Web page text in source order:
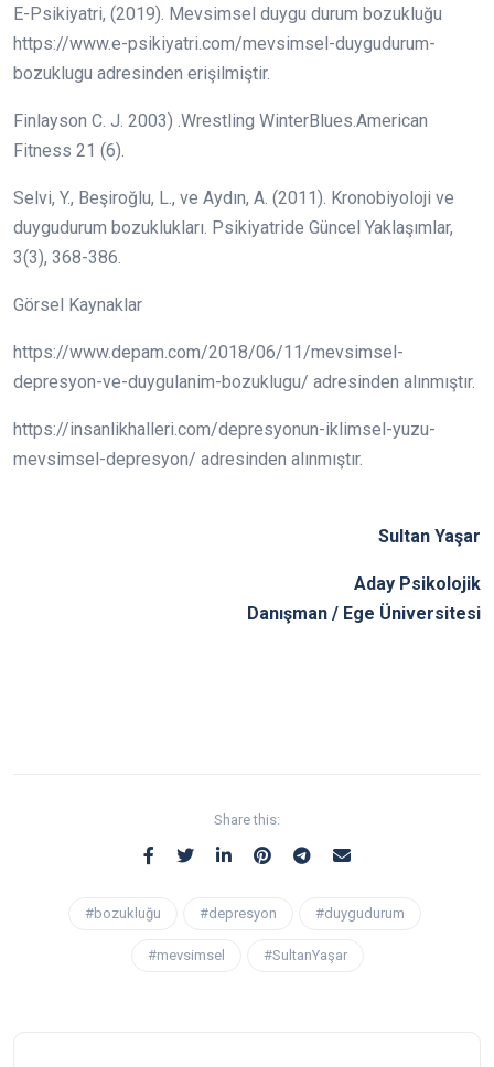
E-Psikiyatri, (2019). Mevsimsel duygu durum bozukluğu
https://www.e-psikiyatri.com/mevsimsel-duygudurum-
bozuklugu adresinden erişilmiştir.
Finlayson C. J. 2003) .Wrestling WinterBlues.American
Fitness 21 (6).
Selvi, Y., Beşiroğlu, L., ve Aydın, A. (2011). Kronobiyoloji ve
duygudurum bozuklukları. Psikiyatride Güncel Yaklaşımlar,
3(3), 368-386.
Görsel Kaynaklar
https://www.depam.com/2018/06/11/mevsimsel-
depresyon-ve-duygulanim-bozuklugu/ adresinden alınmıştır.
https://insanlikhalleri.com/depresyonun-iklimsel-yuzu-
mevsimsel-depresyon/ adresinden alınmıştır.
Sultan Yaşar
Aday Psikolojik
Danışman / Ege Üniversitesi
Share this:
#bozukluğu #depresyon #duygudurum
#mevsimsel #SultanYaşar